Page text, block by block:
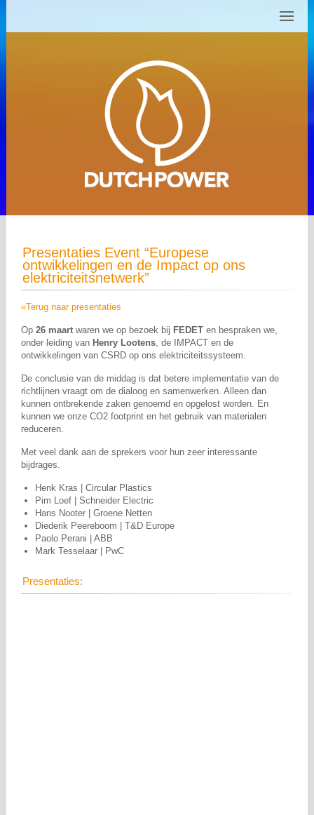
Presentaties Event “Europese
ontwikkelingen en de Impact op ons
elektriciteitsnetwerk”
«Terug naar presentaties
Op26 maart waren we op bezoek bij FEDET en bespraken we,
onder leiding van Henry Lootens, de IMPACT en de
ontwikkelingen van CSRD op ons elektriciteitssysteem.
De conclusie van de middag is dat betere implementatie van de
richtlijnen vraagt om de dialoog en samenwerken. Alleen dan
kunnen ontbrekende zaken genoemd en opgelost worden. En
kunnen we onze CO2 footprint en het gebruik van materialen
reduceren.
Met veel dank aan de sprekers voor hun zeer interessante
bijdrages.
Henk Kras | Circular Plastics
Pim Loef | Schneider Electric
Hans Nooter | Groene Netten
Diederik Peereboom | T&D Europe
Paolo Perani | ABB
Mark Tesselaar | PwC
Presentaties: